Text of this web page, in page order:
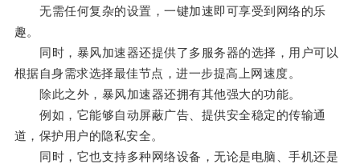
无需任何复杂的设置，一键加速即可享受到网络的乐
趣。
同时，暴风加速器还提供了多服务器的选择，用户可以
根据自身需求选择最佳节点，进一步提高上网速度。
除此之外，暴风加速器还拥有其他强大的功能。
例如，它能够自动屏蔽广告、提供安全稳定的传输通
道，保护用户的隐私安全。
同时，它也支持多种网络设备，无论是电脑、手机还是